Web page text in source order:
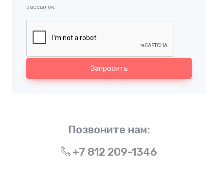
рассылок.
Запросить
Позвоните нам:
+7 812 209-1346